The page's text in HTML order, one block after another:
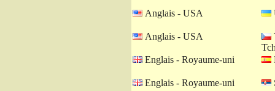
Anglais - USA
Anglais - USA
Englais - Royaume-uni
Englais - Royaume-uni